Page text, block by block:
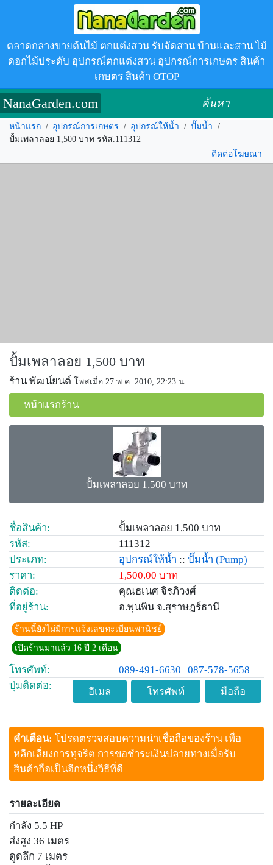
ตลาดกลางขายต้นไม้ ตกแต่งสวน รับจัดสวน บ้านและสวน ไม้
ดอกไม้ประดับ อุปกรณ์ตกแต่งสวน อุปกรณ์การเกษตร สินค้า
เกษตร สินค้า OTOP
NanaGarden.com ค้นหา
หน้าแรก / อุปกรณ์การเกษตร / อุปกรณ์ให้น้ำ / ปั๊มน้ำ /
ปั้มเพลาลอย 1,500 บาท รหัส.111312
ติดต่อโฆษณา
ปั้มเพลาลอย 1,500 บาท
ร้าน พัฒน์ยนต์ โพสเมื่อ 27 พ.ค. 2010, 22:23 น.
หน้าแรกร้าน
ปั้มเพลาลอย 1,500 บาท
ชื่อสินค้า:
ปั้มเพลาลอย 1,500 บาท
รหัส:
111312
ประเภท:
อุปกรณ์ให้น้ำ :: ปั๊มน้ำ (Pump)
ราคา:
1,500.00 บาท
ติดต่อ:
คุณธเนศ จิรภิวงศ์
ที่อยู่ร้าน:
อ.พุนพิน จ.สุราษฎร์ธานี
ร้านนี้ยังไม่มีการแจ้งเลขทะเบียนพานิชย์
เปิดร้านมาแล้ว 16 ปี 2 เดือน
โทรศัพท์: 089-491-6630
087-578-5658
ปุ่มติดต่อ:
อีเมล โทรศัพท์ มือถือ
คำเตือน: โปรดตรวจสอบความน่าเชื่อถือของร้าน เพื่อ
หลีกเลี่ยงการทุจริต การขอชำระเงินปลายทางเมื่อรับ
สินค้าถือเป็นอีกหนึ่งวิธีที่ดี
รายละเอียด
กำลัง 5.5 HP
ส่งสูง 36 เมตร
ดูดลึก 7 เมตร